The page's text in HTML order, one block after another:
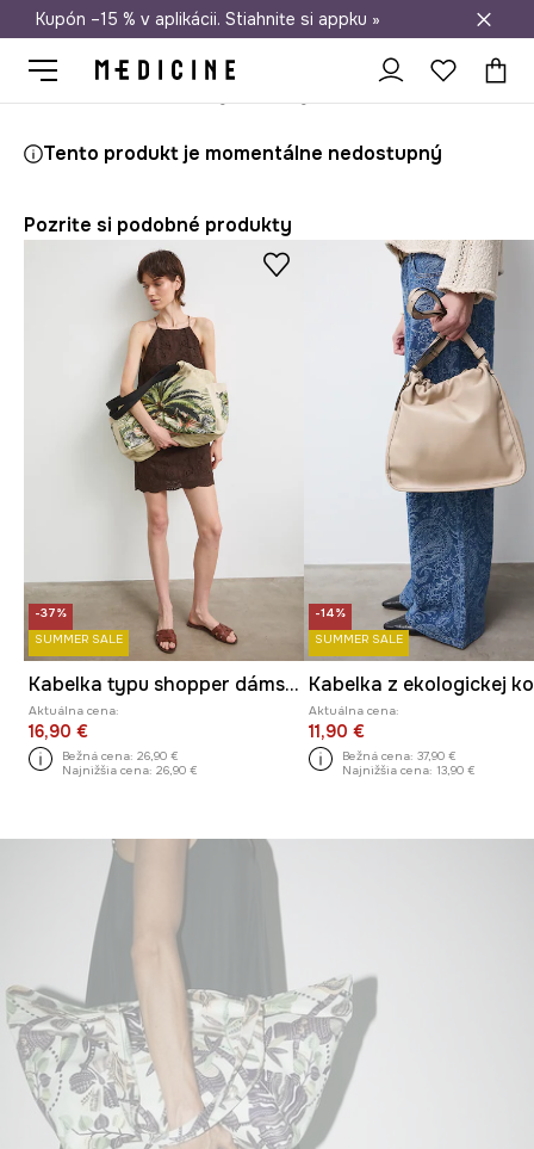
Doprava zadarmo od 50 €
Kupón –15 % v aplikácii. Stiahnite si appku »
Tento produkt je momentálne nedostupný
Pozrite si podobné produkty
-37%
SUMMER SALE
Kabelka typu shopper dámska bavlnená s motívom zeleniny
Aktuálna cena:
16,90 €
Bežná cena: 26,90 €
Najnižšia cena: 26,90 €
-14%
SUMMER SALE
Kabelka z ekologickej
Aktuálna cena:
11,90 €
Bežná cena: 37,90 €
Najnižšia cena: 13,90 €